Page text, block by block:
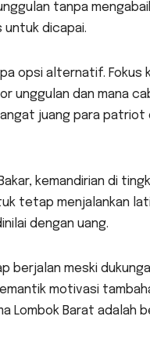
tanpa
dicapai.
opsi alternatif. Fokus
unggulan dan mana
juang para
kemandirian di
tetap menjalankan
dengan uang.
berjalan meski
motivasi
Lombok Barat